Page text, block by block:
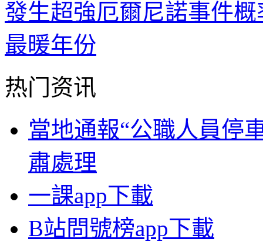
發生超強厄爾尼諾事件
最暖年份
热门资讯
當地通報“公職人員停
肅處理
一課app下載
B站問號榜app下載